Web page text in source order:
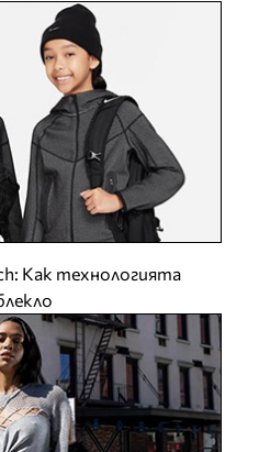
Как технологията